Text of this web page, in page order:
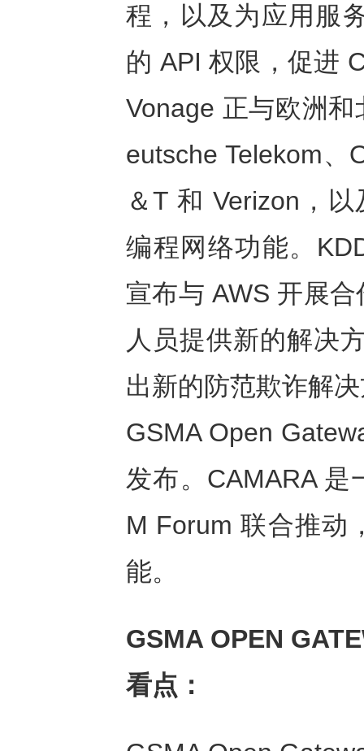
程，以及为应用服
的 API 权限，促进
Vonage 正与欧洲
eutsche Telekom、
＆T 和 Verizon，
编程网络功能。
宣布与 AWS 开展
人员提供新的解决
出新的防范欺诈解
GSMA Open
发布。CAMARA
M Forum 联合推动
能。
GSMA OPEN
看点：